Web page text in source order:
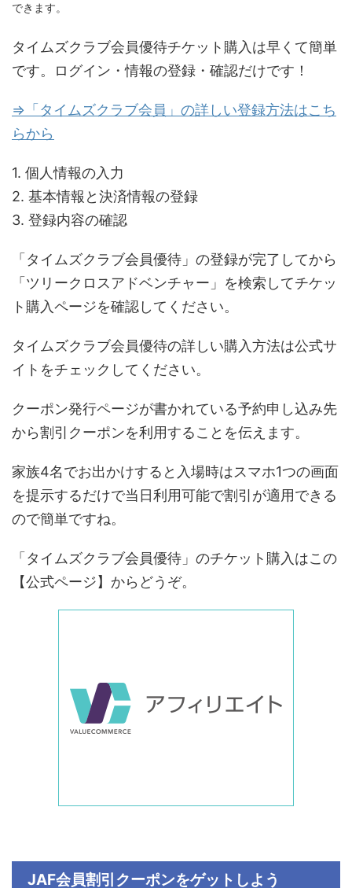
できます。
タイムズクラブ会員優待チケット購入は早くて簡単
です。ログイン・情報の登録・確認だけです！
⇒「タイムズクラブ会員」の詳しい登録方法はこち
らから
1. 個人情報の入力
2. 基本情報と決済情報の登録
3. 登録内容の確認
「タイムズクラブ会員優待」の登録が完了してから
「ツリークロスアドベンチャー」を検索してチケッ
ト購入ページを確認してください。
タイムズクラブ会員優待の詳しい購入方法は公式サ
イトをチェックしてください。
クーポン発行ページが書かれている予約申し込み先
から割引クーポンを利用することを伝えます。
家族4名でお出かけすると入場時はスマホ1つの画面
を提示するだけで当日利用可能で割引が適用できる
ので簡単ですね。
「タイムズクラブ会員優待」のチケット購入はこの
【公式ページ】からどうぞ。
JAF会員割引クーポンをゲットしよう